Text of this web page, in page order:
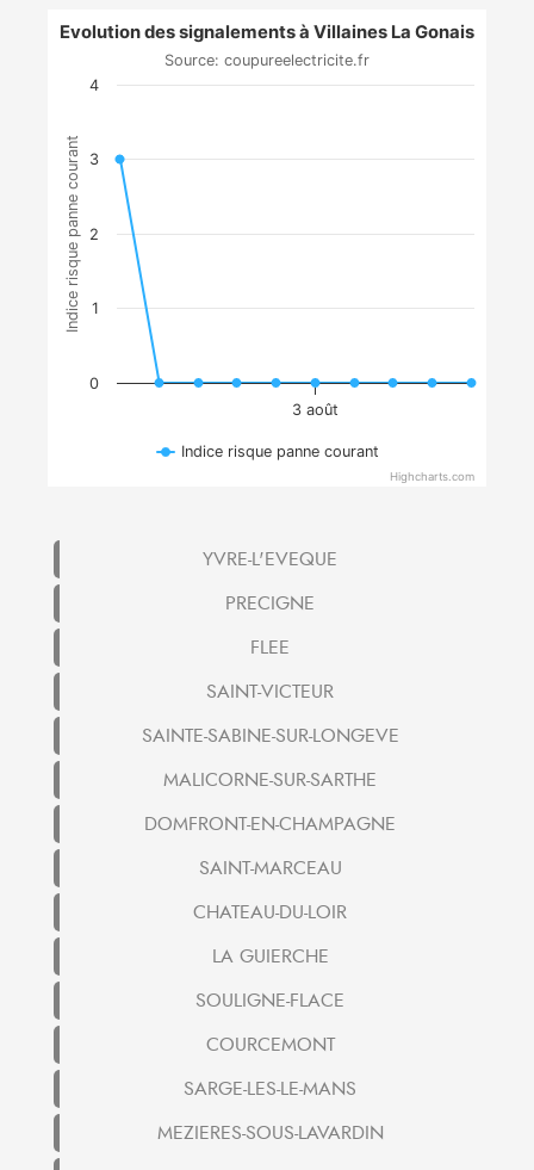
Indice risque panne courant
Evolution des signalements à Villaines La Gonais
Source: coupureelectricite.fr
3 août
0
1
2
3
4
Indice risque panne courant
Highcharts.com
YVRE-L'EVEQUE
PRECIGNE
FLEE
SAINT-VICTEUR
SAINTE-SABINE-SUR-LONGEVE
MALICORNE-SUR-SARTHE
DOMFRONT-EN-CHAMPAGNE
SAINT-MARCEAU
CHATEAU-DU-LOIR
LA GUIERCHE
SOULIGNE-FLACE
COURCEMONT
SARGE-LES-LE-MANS
MEZIERES-SOUS-LAVARDIN